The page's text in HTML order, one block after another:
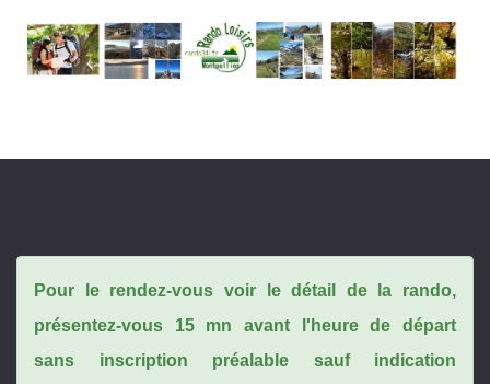
Pour le rendez-vous voir le détail de la rando,
présentez-vous 15 mn avant l'heure de départ
sans inscription préalable sauf indication